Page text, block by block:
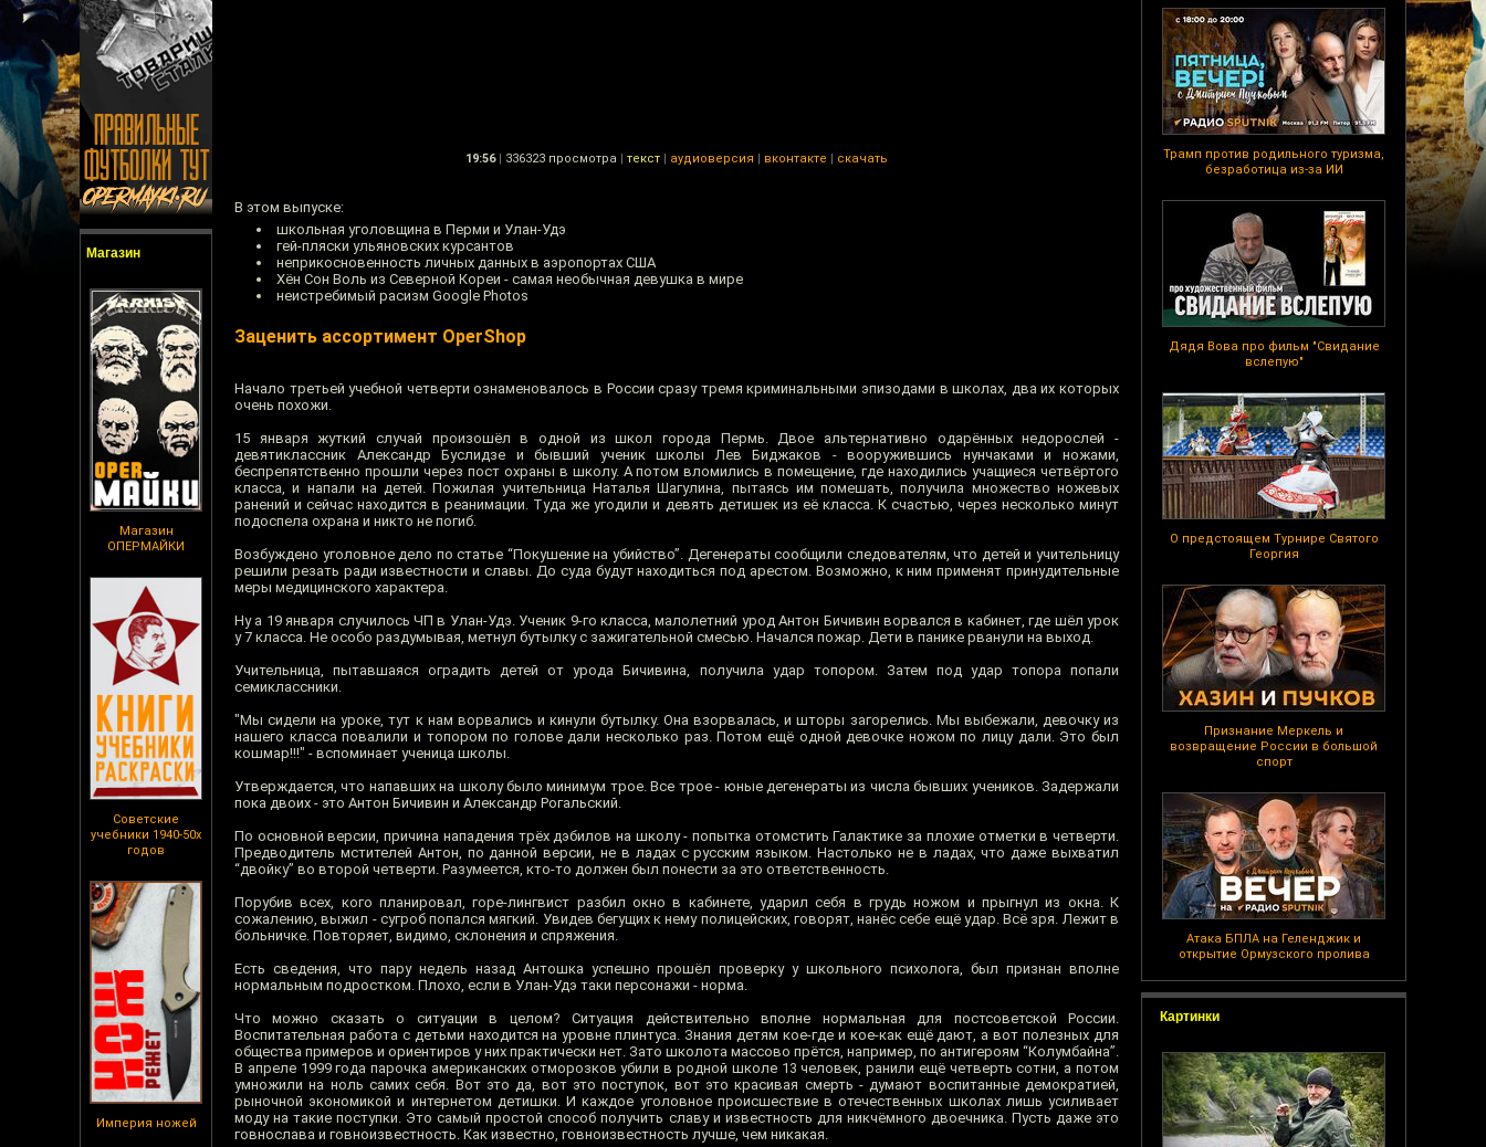
Магазин
Магазин
ОПЕРМАЙКИ
Советские
учебники 1940-50х
годов
Империя ножей
Трамп против родильного туризма,
безработица из-за ИИ
Дядя Вова про фильм "Свидание
вслепую"
О предстоящем Турнире Святого
Георгия
Признание Меркель и
возвращение России в большой
спорт
Атака БПЛА на Геленджик и
открытие Ормузского пролива
Картинки
19:56 | 336323 просмотра | текст | аудиоверсия | вконтакте | скачать
В этом выпуске:
школьная уголовщина в Перми и Улан-Удэ
гей-пляски ульяновских курсантов
неприкосновенность личных данных в аэропортах США
Хён Сон Воль из Северной Кореи - самая необычная девушка в мире
неистребимый расизм Google Photos
Заценить ассортимент OperShop
Начало третьей учебной четверти ознаменовалось в России сразу тремя криминальными эпизодами в школах, два их которых
очень похожи.
15 января жуткий случай произошёл в одной из школ города Пермь. Двое альтернативно одарённых недорослей -
девятиклассник Александр Буслидзе и бывший ученик школы Лев Биджаков - вооружившись нунчаками и ножами,
беспрепятственно прошли через пост охраны в школу. А потом вломились в помещение, где находились учащиеся четвёртого
класса, и напали на детей. Пожилая учительница Наталья Шагулина, пытаясь им помешать, получила множество ножевых
ранений и сейчас находится в реанимации. Туда же угодили и девять детишек из её класса. К счастью, через несколько минут
подоспела охрана и никто не погиб.
Возбуждено уголовное дело по статье “Покушение на убийство”. Дегенераты сообщили следователям, что детей и учительницу
решили резать ради известности и славы. До суда будут находиться под арестом. Возможно, к ним применят принудительные
меры медицинского характера.
Ну а 19 января случилось ЧП в Улан-Удэ. Ученик 9-го класса, малолетний урод Антон Бичивин ворвался в кабинет, где шёл урок
у 7 класса. Не особо раздумывая, метнул бутылку с зажигательной смесью. Начался пожар. Дети в панике рванули на выход.
Учительница, пытавшаяся оградить детей от урода Бичивина, получила удар топором. Затем под удар топора попали
семиклассники.
"Мы сидели на уроке, тут к нам ворвались и кинули бутылку. Она взорвалась, и шторы загорелись. Мы выбежали, девочку из
нашего класса повалили и топором по голове дали несколько раз. Потом ещё одной девочке ножом по лицу дали. Это был
кошмар!!!" - вспоминает ученица школы.
Утверждается, что напавших на школу было минимум трое. Все трое - юные дегенераты из числа бывших учеников. Задержали
пока двоих - это Антон Бичивин и Александр Рогальский.
По основной версии, причина нападения трёх дэбилов на школу - попытка отомстить Галактике за плохие отметки в четверти.
Предводитель мстителей Антон, по данной версии, не в ладах с русским языком. Настолько не в ладах, что даже выхватил
“двойку” во второй четверти. Разумеется, кто-то должен был понести за это ответственность.
Порубив всех, кого планировал, горе-лингвист разбил окно в кабинете, ударил себя в грудь ножом и прыгнул из окна. К
сожалению, выжил - сугроб попался мягкий. Увидев бегущих к нему полицейских, говорят, нанёс себе ещё удар. Всё зря. Лежит в
больничке. Повторяет, видимо, склонения и спряжения.
Есть сведения, что пару недель назад Антошка успешно прошёл проверку у школьного психолога, был признан вполне
нормальным подростком. Плохо, если в Улан-Удэ таки персонажи - норма.
Что можно сказать о ситуации в целом? Ситуация действительно вполне нормальная для постсоветской России.
Воспитательная работа с детьми находится на уровне плинтуса. Знания детям кое-где и кое-как ещё дают, а вот полезных для
общества примеров и ориентиров у них практически нет. Зато школота массово прётся, например, по антигероям “Колумбайна”.
В апреле 1999 года парочка американских отморозков убили в родной школе 13 человек, ранили ещё четверть сотни, а потом
умножили на ноль самих себя. Вот это да, вот это поступок, вот это красивая смерть - думают воспитанные демократией,
рыночной экономикой и интернетом детишки. И каждое уголовное происшествие в отечественных школах лишь усиливает
моду на такие поступки. Это самый простой способ получить славу и известность для никчёмного двоечника. Пусть даже это
говнослава и говноизвестность. Как известно, говноизвестность лучше, чем никакая.